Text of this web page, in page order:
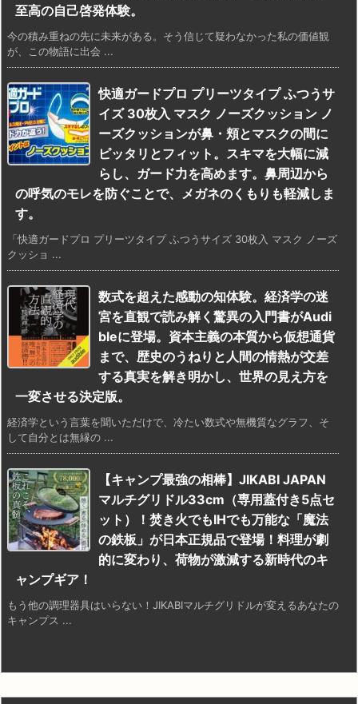
至高の自己啓発体験。
今の積み重ねの先に未来がある。そう信じて疑わなかった私の価値観
が、この物語に出会 ...
快適ガードプロ プリーツタイプ ふつうサ
イズ 30枚入 マスク ノーズクッション ノ
ーズクッションが鼻・頬とマスクの間に
ピッタリとフィット。スキマを大幅に減
らし、ガード力を高めます。鼻周辺から
の呼気のモレを防ぐことで、メガネのくもりも軽減しま
す。
「快適ガードプロ プリーツタイプ ふつうサイズ 30枚入 マスク ノーズ
クッショ ...
数式を超えた感動の知体験。経済学の迷
宮を直観で読み解く驚異の入門書がAudi
bleに登場。資本主義の本質から仮想通貨
まで、歴史のうねりと人間の情熱が交差
する真実を解き明かし、世界の見え方を
一変させる決定版。
経済学という言葉を聞いただけで、冷たい数式や無機質なグラフ、そ
して自分とは無縁の ...
【キャンプ最強の相棒】JIKABI JAPAN
マルチグリドル33cm（専用蓋付き5点セ
ット）！焚き火でもIHでも万能な「魔法
の鉄板」が日本正規品で登場！料理が劇
的に変わり、荷物が激減する新時代のキ
ャンプギア！
もう他の調理器具はいらない！JIKABIマルチグリドルが変えるあなたの
キャンプス ...